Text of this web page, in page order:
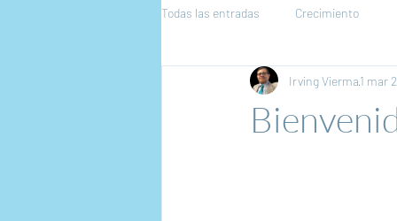
Todas las entradas Crecimiento
Irving Vierma1 mar